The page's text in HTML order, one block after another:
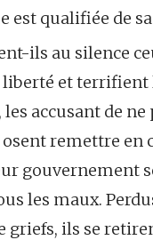
est qualifiée de
ils au silence
liberté et terrifient
accusant de
remettre en
gouvernement
les maux.
griefs, ils se